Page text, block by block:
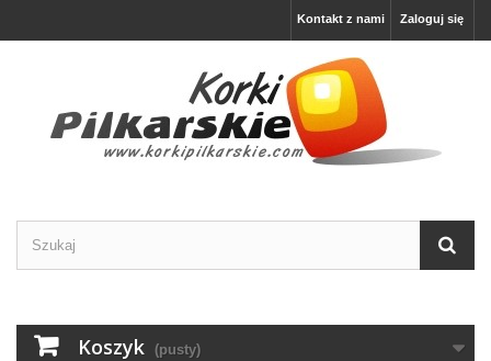
Zaloguj się
Kontakt z nami
Koszyk (pusty)